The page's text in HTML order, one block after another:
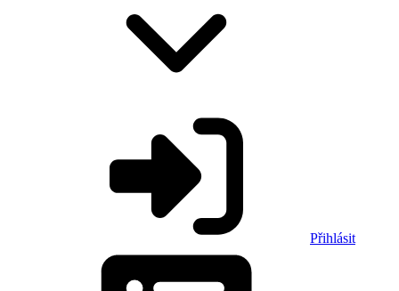
Přihlásit